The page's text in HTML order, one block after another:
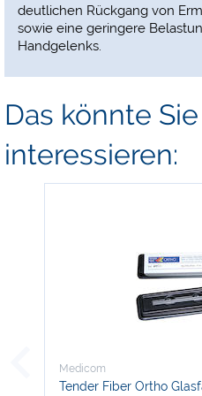
deutlichen Rückgang von
sowie eine geringere
Handgelenks.
Das könnte
interessieren:
Medicom
Tender Fiber Ortho